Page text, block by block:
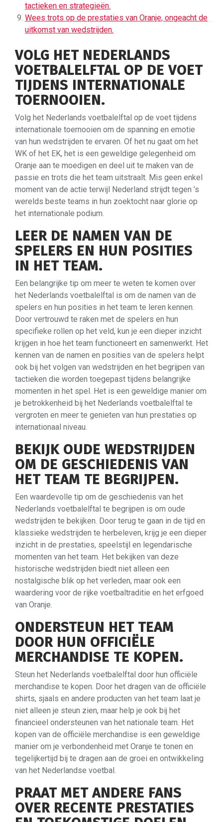
tactieken en strategieën.
Wees trots op de prestaties van Oranje, ongeacht de
uitkomst van wedstrijden.
VOLG HET NEDERLANDS
VOETBALELFTAL OP DE VOET
TIJDENS INTERNATIONALE
TOERNOOIEN.
Volg het Nederlands voetbalelftal op de voet tijdens
internationale toernooien om de spanning en emotie
van hun wedstrijden te ervaren. Of het nu gaat om het
WK of het EK, het is een geweldige gelegenheid om
Oranje aan te moedigen en deel uit te maken van de
passie en trots die het team uitstraalt. Mis geen enkel
moment van de actie terwijl Nederland strijdt tegen ’s
werelds beste teams in hun zoektocht naar glorie op
het internationale podium.
LEER DE NAMEN VAN DE
SPELERS EN HUN POSITIES
IN HET TEAM.
Een belangrijke tip om meer te weten te komen over
het Nederlands voetbalelftal is om de namen van de
spelers en hun posities in het team te leren kennen.
Door vertrouwd te raken met de spelers en hun
specifieke rollen op het veld, kun je een dieper inzicht
krijgen in hoe het team functioneert en samenwerkt. Het
kennen van de namen en posities van de spelers helpt
ook bij het volgen van wedstrijden en het begrijpen van
tactieken die worden toegepast tijdens belangrijke
momenten in het spel. Het is een geweldige manier om
je betrokkenheid bij het Nederlands voetbalelftal te
vergroten en meer te genieten van hun prestaties op
internationaal niveau.
BEKIJK OUDE WEDSTRIJDEN
OM DE GESCHIEDENIS VAN
HET TEAM TE BEGRIJPEN.
Een waardevolle tip om de geschiedenis van het
Nederlands voetbalelftal te begrijpen is om oude
wedstrijden te bekijken. Door terug te gaan in de tijd en
klassieke wedstrijden te herbeleven, krijg je een dieper
inzicht in de prestaties, speelstijl en legendarische
momenten van het team. Het bekijken van deze
historische wedstrijden biedt niet alleen een
nostalgische blik op het verleden, maar ook een
waardering voor de rijke voetbaltraditie en het erfgoed
van Oranje.
ONDERSTEUN HET TEAM
DOOR HUN OFFICIËLE
MERCHANDISE TE KOPEN.
Steun het Nederlands voetbalelftal door hun officiële
merchandise te kopen. Door het dragen van de officiële
shirts, sjaals en andere producten van het team laat je
niet alleen je steun zien, maar help je ook bij het
financieel ondersteunen van het nationale team. Het
kopen van de officiële merchandise is een geweldige
manier om je verbondenheid met Oranje te tonen en
tegelijkertijd bij te dragen aan de groei en ontwikkeling
van het Nederlandse voetbal.
PRAAT MET ANDERE FANS
OVER RECENTE PRESTATIES